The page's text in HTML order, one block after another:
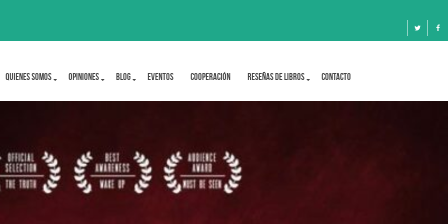
Quienes Somos OPINIONES BLOG Eventos Cooperación Reseñas de libros Contacto